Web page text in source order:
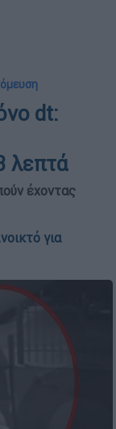
dt:
λεπτά
έχοντας
για